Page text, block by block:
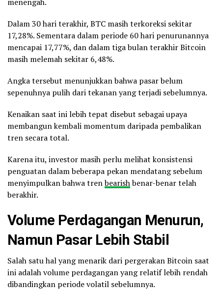
Dalam 30 hari terakhir, BTC masih terkoreksi sekitar
17,28%. Sementara dalam periode 60 hari penurunannya
mencapai 17,77%, dan dalam tiga bulan terakhir Bitcoin
masih melemah sekitar 6,48%.
Angka tersebut menunjukkan bahwa pasar belum
sepenuhnya pulih dari tekanan yang terjadi sebelumnya.
Kenaikan saat ini lebih tepat disebut sebagai upaya
membangun kembali momentum daripada pembalikan
tren secara total.
Karena itu, investor masih perlu melihat konsistensi
penguatan dalam beberapa pekan mendatang sebelum
menyimpulkan bahwa trenbearishbenar-benar telah
berakhir.
Volume Perdagangan Menurun,
Namun Pasar Lebih Stabil
Salah satu hal yang menarik dari pergerakan Bitcoin saat
ini adalah volume perdagangan yang relatif lebih rendah
dibandingkan periode volatil sebelumnya.